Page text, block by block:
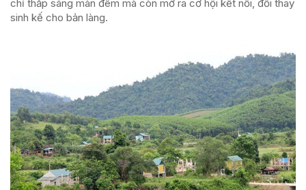
chỉ thắp sáng màn đêm mà còn mở ra cơ hội kết nối, đổi thay
sinh kế cho bản làng.